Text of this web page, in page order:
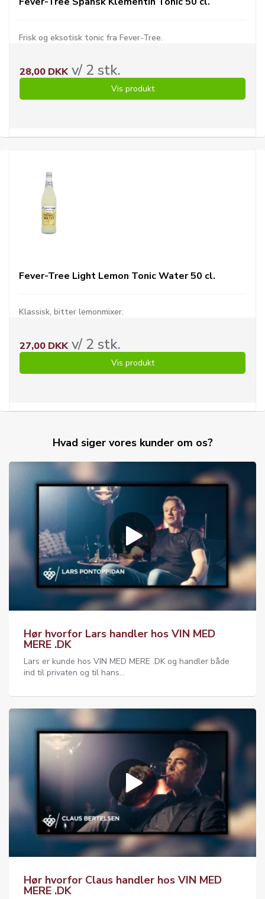
Frisk og eksotisk tonic fra Fever-Tree.
28,00 DKKv/ 2 stk.
Vis produkt
Fever-Tree Light Lemon Tonic Water 50 cl.
Klassisk, bitter lemonmixer.
27,00 DKKv/ 2 stk.
Vis produkt
Hvad siger vores kunder om os?
Hør hvorfor Lars handler hos VIN MED
MERE .DK
Lars er kunde hos VIN MED MERE .DK og handler både
ind til privaten og til hans...
Hør hvorfor Claus handler hos VIN MED
MERE .DK